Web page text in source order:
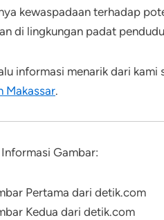
kewaspadaan terhadap
di lingkungan padat
informasi menarik dari
Makassar.
Gambar:
Pertama dari detik.com
Kedua dari detik.com